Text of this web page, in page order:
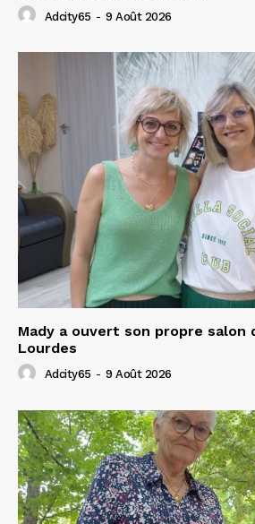
Adcity65 - 9 Août 2026
Mady a ouvert son propre salon
Lourdes
Adcity65 - 9 Août 2026